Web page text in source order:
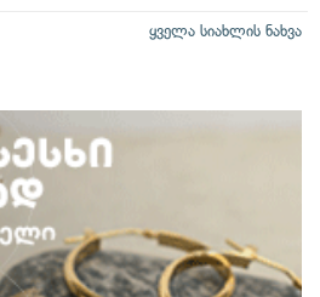
ყველა სიახლის ნახვა